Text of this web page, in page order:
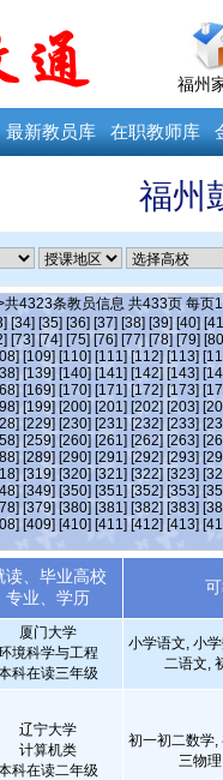
福州
最新教员库 在职教师库
福州
共4323条教员信息 共433页 每页
[34] [35] [36] [37] [38] [39] [40]
[73] [74] [75] [76] [77] [78] [79]
[109] [110] [111] [112] [113]
[139] [140] [141] [142] [143]
[169] [170] [171] [172] [173]
[199] [200] [201] [202] [203]
[229] [230] [231] [232] [233]
[259] [260] [261] [262] [263]
[289] [290] [291] [292] [293]
[319] [320] [321] [322] [323]
[349] [350] [351] [352] [353]
[379] [380] [381] [382] [383]
[409] [410] [411] [412] [413]
读、毕业高校
专业、学历
厦门大学
境科学与工程
科在读三年级
小学语文, 小
二语文,
辽宁大学
计算机类
科在读二年级
初一初二数学,
三物